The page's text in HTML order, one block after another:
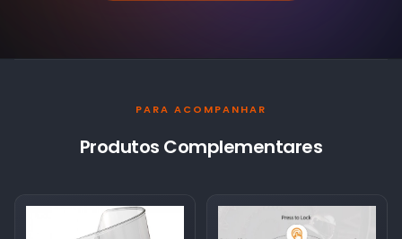
PARA ACOMPANHAR
Produtos Complementares